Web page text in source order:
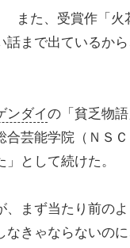
また、受賞作「火
まで出ているか
ンダイの「貧乏物
芸能学院（ＮＳ
として続けた。
、まず当たり前の
きゃならないの